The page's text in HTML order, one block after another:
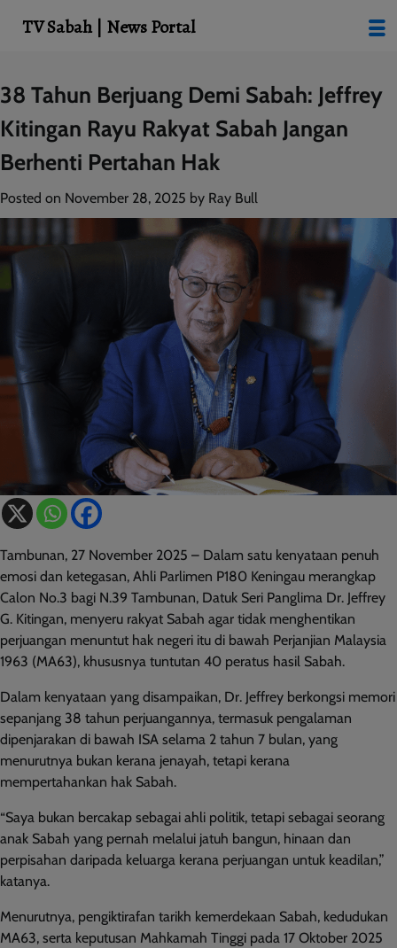
Skip
to
content
38 Tahun Berjuang Demi Sabah: Jeffrey
Kitingan Rayu Rakyat Sabah Jangan
Berhenti Pertahan Hak
Posted on November 28, 2025 by Ray Bull
Tambunan, 27 November 2025 – Dalam satu kenyataan penuh
emosi dan ketegasan, Ahli Parlimen P180 Keningau merangkap
Calon No.3 bagi N.39 Tambunan, Datuk Seri Panglima Dr. Jeffrey
G. Kitingan, menyeru rakyat Sabah agar tidak menghentikan
perjuangan menuntut hak negeri itu di bawah Perjanjian Malaysia
1963 (MA63), khususnya tuntutan 40 peratus hasil Sabah.
Dalam kenyataan yang disampaikan, Dr. Jeffrey berkongsi memori
sepanjang 38 tahun perjuangannya, termasuk pengalaman
dipenjarakan di bawah ISA selama 2 tahun 7 bulan, yang
menurutnya bukan kerana jenayah, tetapi kerana
mempertahankan hak Sabah.
“Saya bukan bercakap sebagai ahli politik, tetapi sebagai seorang
anak Sabah yang pernah melalui jatuh bangun, hinaan dan
perpisahan daripada keluarga kerana perjuangan untuk keadilan,”
katanya.
Menurutnya, pengiktirafan tarikh kemerdekaan Sabah, kedudukan
MA63, serta keputusan Mahkamah Tinggi pada 17 Oktober 2025
TV Sabah | News Portal